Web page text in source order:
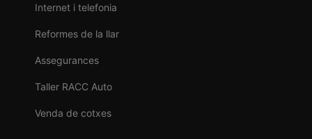
Internet i telefonia
Reformes de la llar
Assegurances
Taller RACC Auto
Venda de cotxes